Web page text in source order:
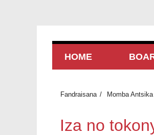
HOME
Fandraisana Momba Antsika
Iza no